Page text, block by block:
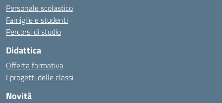
Personale scolastico
Famiglie e studenti
Percorsi di studio
Didattica
Offerta formativa
I progetti delle classi
Novità